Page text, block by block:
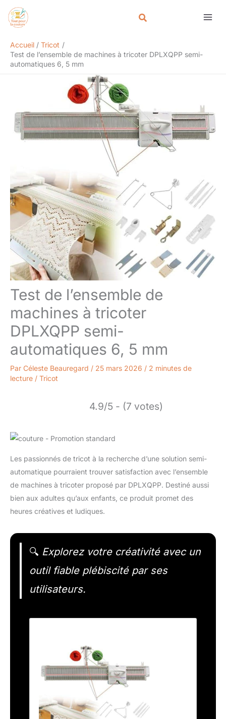
Accueil
Tricot
Test de l’ensemble de machines à tricoter DPLXQPP semi-
automatiques 6, 5 mm
Test de l’ensemble de
machines à tricoter
DPLXQPP semi-
automatiques 6, 5 mm
Par Céleste Beauregard / 25 mars 2026 / 2 minutes de
lecture / Tricot
4.9/5 - (7 votes)
Les passionnés de tricot à la recherche d’une solution semi-
automatique pourraient trouver satisfaction avec l’ensemble
de machines à tricoter proposé par DPLXQPP. Destiné aussi
bien aux adultes qu’aux enfants, ce produit promet des
heures créatives et ludiques.
🔍 Explorez votre créativité avec un
outil fiable plébiscité par ses
utilisateurs.
Rechercher